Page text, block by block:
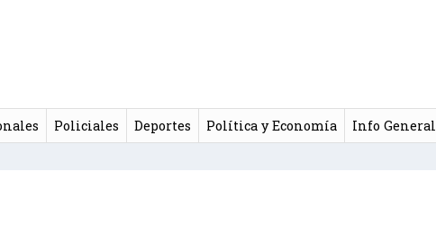
Policiales Deportes Política y Economía Info General